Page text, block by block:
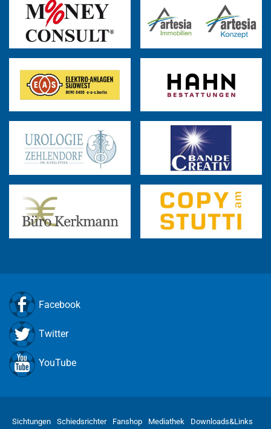
Facebook
Twitter
YouTube
Sichtungen Schiedsrichter Fanshop Mediathek Downloads&Links